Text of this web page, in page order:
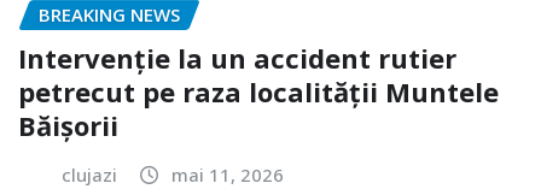
BREAKING NEWS
Intervenție la un accident rutier
petrecut pe raza localității Muntele
Băișorii
clujazi mai 11, 2026